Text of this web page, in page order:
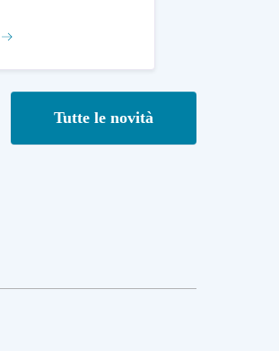
Tutte le novità